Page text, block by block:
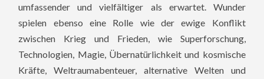
umfassender und vielfältiger als erwartet. Wunder
spielen ebenso eine Rolle wie der ewige Konflikt
zwischen Krieg und Frieden, wie Superforschung,
Technologien, Magie, Übernatürlichkeit und kosmische
Kräfte, Weltraumabenteuer, alternative Welten und